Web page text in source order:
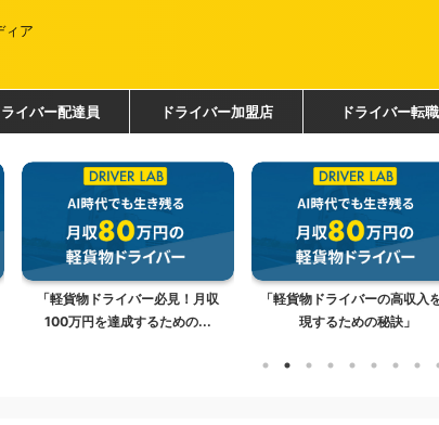
ィア
ライバー配達員 ドライバー加盟店 ドライバー転職
「軽貨物ドライバーの高収入を実
現するための秘訣」
軽貨物ドライバーの給料アッ
有効なキャリアパスとは？